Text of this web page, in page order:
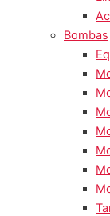
Bombas